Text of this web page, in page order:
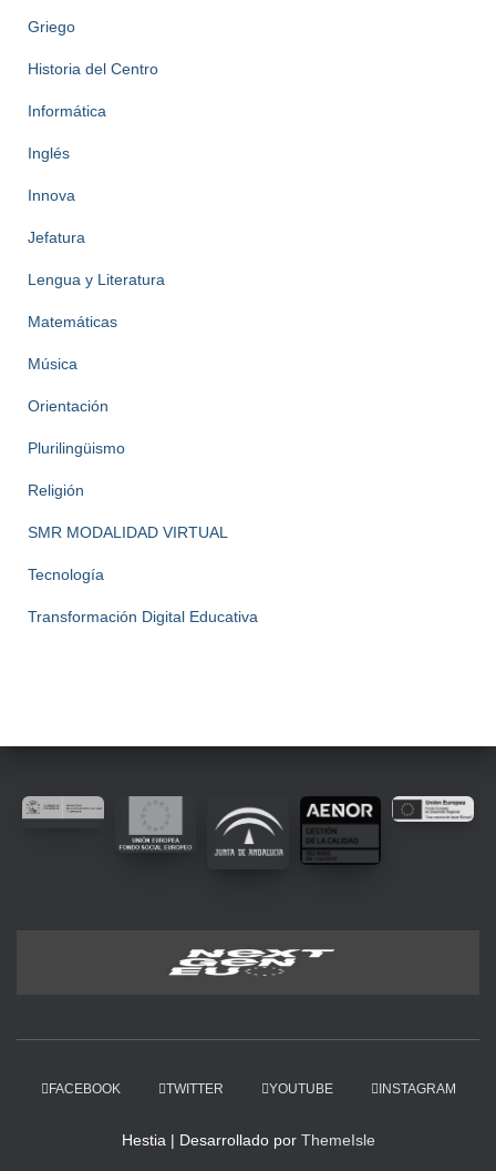
Griego
Historia del Centro
Informática
Inglés
Innova
Jefatura
Lengua y Literatura
Matemáticas
Música
Orientación
Plurilingüismo
Religión
SMR MODALIDAD VIRTUAL
Tecnología
Transformación Digital Educativa
FACEBOOK TWITTER YOUTUBE INSTAGRAM
Hestia | Desarrollado por ThemeIsle